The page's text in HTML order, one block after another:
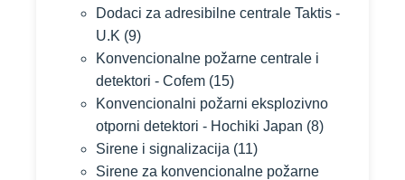
Dodaci za adresibilne centrale Taktis -
U.K (9)
Konvencionalne požarne centrale i
detektori - Cofem (15)
Konvencionalni požarni eksplozivno
otporni detektori - Hochiki Japan (8)
Sirene i signalizacija (11)
Sirene za konvencionalne požarne